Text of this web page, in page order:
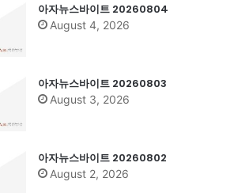
아자뉴스바이트 20260804
August 4, 2026
아자뉴스바이트 20260803
August 3, 2026
아자뉴스바이트 20260802
August 2, 2026